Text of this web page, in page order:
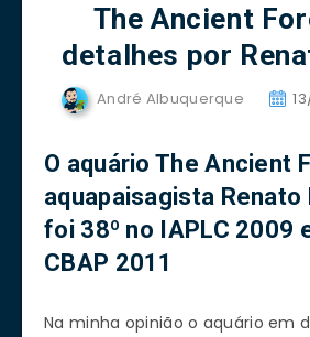
The Ancient
detalhes por
André Albuquerque
O aquário The Ancient
aquapaisagista Renato
foi 38º no IAPLC 2009
CBAP 2011
Na minha opinião o aquário em